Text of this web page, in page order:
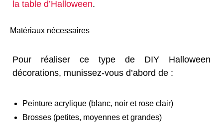
la table d’Halloween.
Matériaux nécessaires
Pour réaliser ce type de DIY Halloween
décorations, munissez-vous d’abord de :
Peinture acrylique (blanc, noir et rose clair)
Brosses (petites, moyennes et grandes)